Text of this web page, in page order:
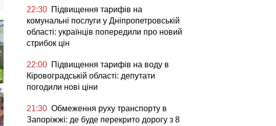
22:30 Підвищення тарифів на
комунальні послуги у Дніпропетровській
області: українців попередили про новий
стрибок цін
22:00 Підвищення тарифів на воду в
Кіровоградській області: депутати
погодили нові ціни
21:30 Обмеження руху транспорту в
Запоріжжі: де буде перекрито дорогу з 8